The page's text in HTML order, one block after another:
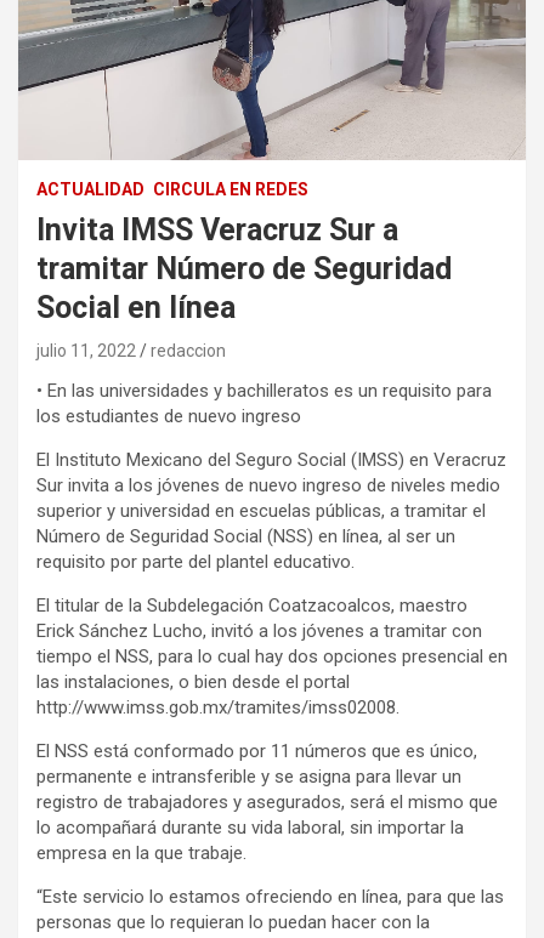
ACTUALIDAD CIRCULA EN REDES
Invita IMSS Veracruz Sur a
tramitar Número de Seguridad
Social en línea
julio 11, 2022 redaccion
• En las universidades y bachilleratos es un requisito para
los estudiantes de nuevo ingreso
El Instituto Mexicano del Seguro Social (IMSS) en Veracruz
Sur invita a los jóvenes de nuevo ingreso de niveles medio
superior y universidad en escuelas públicas, a tramitar el
Número de Seguridad Social (NSS) en línea, al ser un
requisito por parte del plantel educativo.
El titular de la Subdelegación Coatzacoalcos, maestro
Erick Sánchez Lucho, invitó a los jóvenes a tramitar con
tiempo el NSS, para lo cual hay dos opciones presencial en
las instalaciones, o bien desde el portal
http://www.imss.gob.mx/tramites/imss02008.
El NSS está conformado por 11 números que es único,
permanente e intransferible y se asigna para llevar un
registro de trabajadores y asegurados, será el mismo que
lo acompañará durante su vida laboral, sin importar la
empresa en la que trabaje.
“Este servicio lo estamos ofreciendo en línea, para que las
personas que lo requieran lo puedan hacer con la